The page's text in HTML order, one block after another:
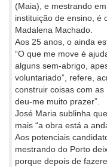
(Maia), e mestrando
instituição de ensino, é
Madalena Machado.
Aos 25 anos, o ainda
“O que me move é
alguns sem-abrigo,
voluntariado”, refere,
construir coisas com
deu-me muito prazer”.
José Maria sublinha
mais “a obra está a
Aos potenciais
mestrando do Porto
porque depois de